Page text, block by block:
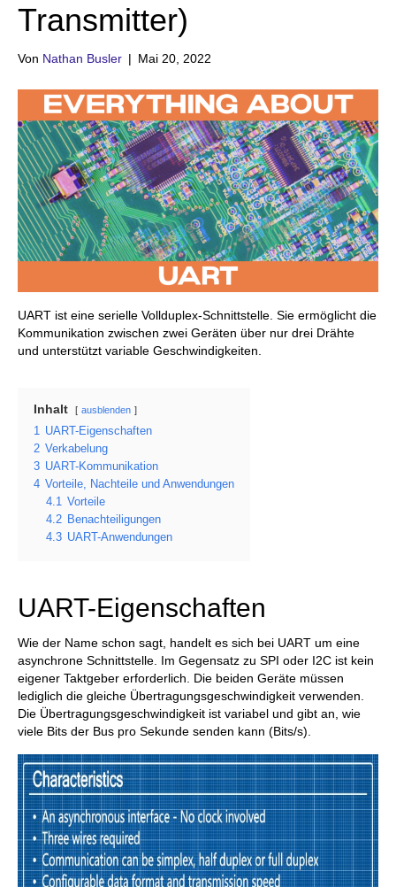
Transmitter)
Von Nathan Busler | Mai 20, 2022
UART ist eine serielle Vollduplex-Schnittstelle. Sie ermöglicht die
Kommunikation zwischen zwei Geräten über nur drei Drähte
und unterstützt variable Geschwindigkeiten.
Inhalt ausblenden
1 UART-Eigenschaften
2 Verkabelung
3 UART-Kommunikation
4 Vorteile, Nachteile und Anwendungen
4.1 Vorteile
4.2 Benachteiligungen
4.3 UART-Anwendungen
UART-Eigenschaften
Wie der Name schon sagt, handelt es sich bei UART um eine
asynchrone Schnittstelle. Im Gegensatz zu SPI oder I2C ist kein
eigener Taktgeber erforderlich. Die beiden Geräte müssen
lediglich die gleiche Übertragungsgeschwindigkeit verwenden.
Die Übertragungsgeschwindigkeit ist variabel und gibt an, wie
viele Bits der Bus pro Sekunde senden kann (Bits/s).